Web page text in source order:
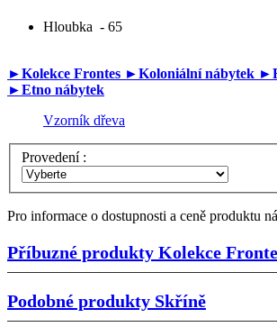
Hloubka - 65
►Kolekce Frontes ►Koloniální nábytek
►Etno nábytek
Vzorník dřeva
Provedení :
Pro informace o dostupnosti a ceně produktu
Příbuzné produkty Kolekce
Podobné produkty Skříně